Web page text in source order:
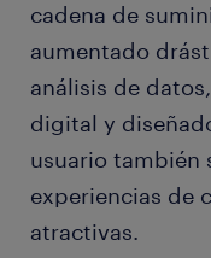
cadena de
aumentado
análisis de
digital y
usuario también
experiencias de
atractivas.